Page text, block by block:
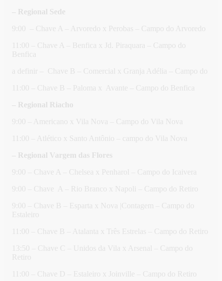
– Regional Sede
9:00 – Chave A – Arvoredo x Perobas – Campo do Arvoredo
11:00 – Chave A – Benfica x Jd. Piraquara – Campo do
Benfica
a definir – Chave B – Comercial x Granja Adélia – Campo do
11:00 – Chave B – Paloma x Avante – Campo do Benfica
– Regional Riacho
9:00 – Americano x Vila Nova – Campo do Vila Nova
11:00 – Atlético x Santo Antônio – campo do Vila Nova
– Regional Vargem das Flores
9:00 – Chave A – Chelsea x Penharol – Campo do Icaivera
9:00 – Chave A – Rio Branco x Napoli – Campo do Retiro
9:00 – Chave B – Esparta x Nova |Contagem – Campo do
Estaleiro
11:00 – Chave B – Atalanta x Três Estrelas – Campo do Retiro
13:50 – Chave C – Unidos da Vila x Arsenal – Campo do
Retiro
11:00 – Chave D – Estaleiro x Joinville – Campo do Retiro